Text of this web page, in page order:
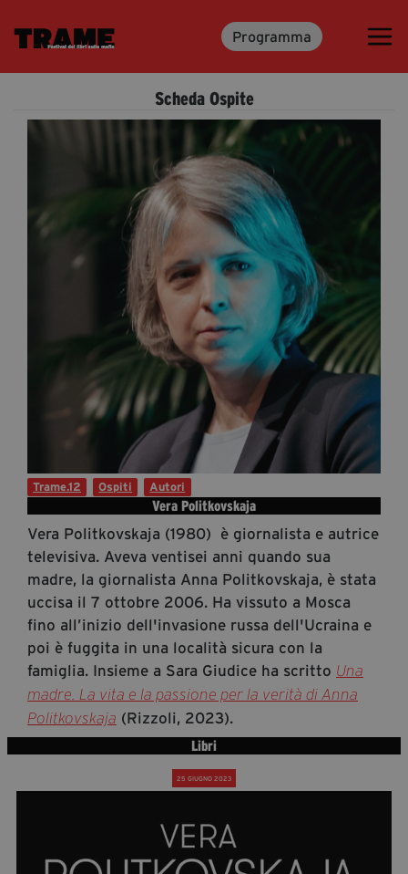
Programma
Trame.15
Libri
Media & Press
Accrediti Stampa
Cartella Stampa
Rassegna Stampa
Partecipa
Diventa Partner
Fondazione Trame
Civico Trame
#Trameascuola
Visioni Civiche
Mostra 3D - Visioni Civiche
Il Diritto di Essere
Archivio Storico
Contatti
segreteria@tramefestival.it
info@tramefestival.it
Scheda Ospite
Vera Politkovskaja
Vera Politkovskaja (1980) è giornalista e autrice
televisiva. Aveva ventisei anni quando sua
madre, la giornalista Anna Politkovskaja, è stata
uccisa il 7 ottobre 2006. Ha vissuto a Mosca
fino all’inizio dell'invasione russa dell'Ucraina e
poi è fuggita in una località sicura con la
famiglia. Insieme a Sara Giudice ha scritto Una
madre. La vita e la passione per la verità di Anna
Politkovskaja (Rizzoli, 2023).
Trame.12 Ospiti Autori
Libri
25 GIUGNO 2023